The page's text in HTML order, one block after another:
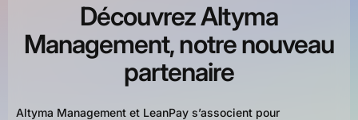
Découvrez Altyma
Management, notre nouveau
partenaire
Altyma Management et LeanPay s’associent pour